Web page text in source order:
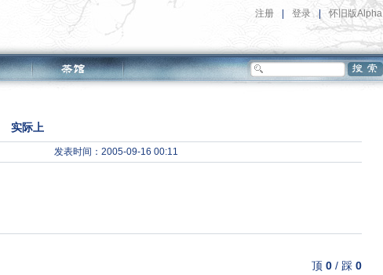
注册 登录 | 怀旧版Alpha
实际上
发表时间：2005-09-16 00:11
顶 0/ 踩 0